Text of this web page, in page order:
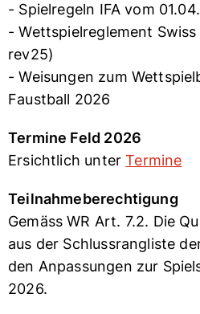
- Spielregeln IFA vom
- Wettspielreglement
rev25)
- Weisungen zum
Faustball 2026
Termine Feld 2026
Ersichtlich unterTermine
Teilnahmeberechtigung
Gemäss WR Art. 7.2. Die
aus der Schlussrangliste
den Anpassungen zur
2026.